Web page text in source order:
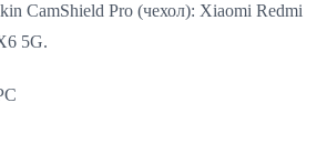
CamShield Pro (чехол): Xiaomi Redmi
5G.